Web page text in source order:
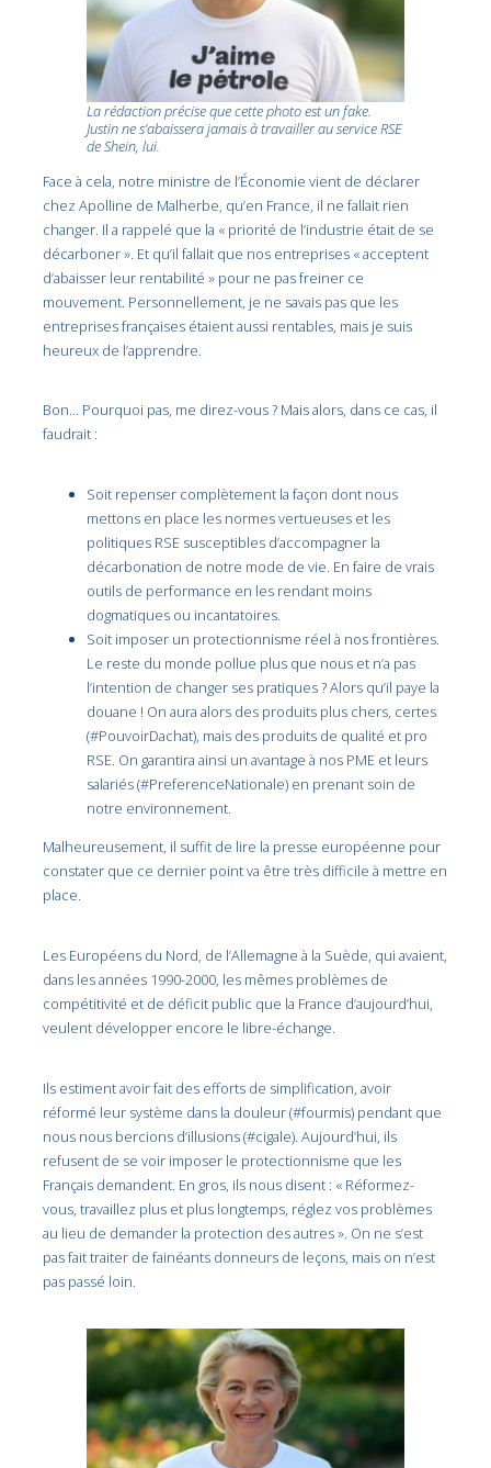
La rédaction précise que cette photo est un fake.
Justin ne s’abaissera jamais à travailler au service RSE
de Shein, lui.
Face à cela, notre ministre de l’Économie vient de déclarer
chez Apolline de Malherbe, qu’en France, il ne fallait rien
changer. Il a rappelé que la « priorité de l’industrie était de se
décarboner ». Et qu’il fallait que nos entreprises « acceptent
d’abaisser leur rentabilité » pour ne pas freiner ce
mouvement. Personnellement, je ne savais pas que les
entreprises françaises étaient aussi rentables, mais je suis
heureux de l’apprendre.
Bon… Pourquoi pas, me direz-vous ? Mais alors, dans ce cas, il
faudrait :
Soit repenser complètement la façon dont nous
mettons en place les normes vertueuses et les
politiques RSE susceptibles d’accompagner la
décarbonation de notre mode de vie. En faire de vrais
outils de performance en les rendant moins
dogmatiques ou incantatoires.
Soit imposer un protectionnisme réel à nos frontières.
Le reste du monde pollue plus que nous et n’a pas
l’intention de changer ses pratiques ? Alors qu’il paye la
douane ! On aura alors des produits plus chers, certes
(#PouvoirDachat), mais des produits de qualité et pro
RSE. On garantira ainsi un avantage à nos PME et leurs
salariés (#PreferenceNationale) en prenant soin de
notre environnement.
Malheureusement, il suffit de lire la presse européenne pour
constater que ce dernier point va être très difficile à mettre en
place.
Les Européens du Nord, de l’Allemagne à la Suède, qui avaient,
dans les années 1990-2000, les mêmes problèmes de
compétitivité et de déficit public que la France d’aujourd’hui,
veulent développer encore le libre-échange.
Ils estiment avoir fait des efforts de simplification, avoir
réformé leur système dans la douleur (#fourmis) pendant que
nous nous bercions d’illusions (#cigale). Aujourd’hui, ils
refusent de se voir imposer le protectionnisme que les
Français demandent. En gros, ils nous disent : « Réformez-
vous, travaillez plus et plus longtemps, réglez vos problèmes
au lieu de demander la protection des autres ». On ne s’est
pas fait traiter de fainéants donneurs de leçons, mais on n’est
pas passé loin.